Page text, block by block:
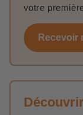
votre
Recevoir